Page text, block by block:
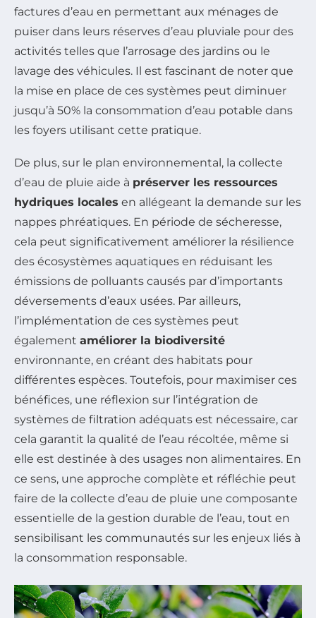
factures d’eau en permettant aux ménages de
puiser dans leurs réserves d’eau pluviale pour des
activités telles que l’arrosage des jardins ou le
lavage des véhicules. Il est fascinant de noter que
la mise en place de ces systèmes peut diminuer
jusqu’à 50% la consommation d’eau potable dans
les foyers utilisant cette pratique.
De plus, sur le plan environnemental, la collecte
d’eau de pluie aide à préserver les ressources
hydriques locales en allégeant la demande sur les
nappes phréatiques. En période de sécheresse,
cela peut significativement améliorer la résilience
des écosystèmes aquatiques en réduisant les
émissions de polluants causés par d’importants
déversements d’eaux usées. Par ailleurs,
l’implémentation de ces systèmes peut
également améliorer la biodiversité
environnante, en créant des habitats pour
différentes espèces. Toutefois, pour maximiser ces
bénéfices, une réflexion sur l’intégration de
systèmes de filtration adéquats est nécessaire, car
cela garantit la qualité de l’eau récoltée, même si
elle est destinée à des usages non alimentaires. En
ce sens, une approche complète et réfléchie peut
faire de la collecte d’eau de pluie une composante
essentielle de la gestion durable de l’eau, tout en
sensibilisant les communautés sur les enjeux liés à
la consommation responsable.